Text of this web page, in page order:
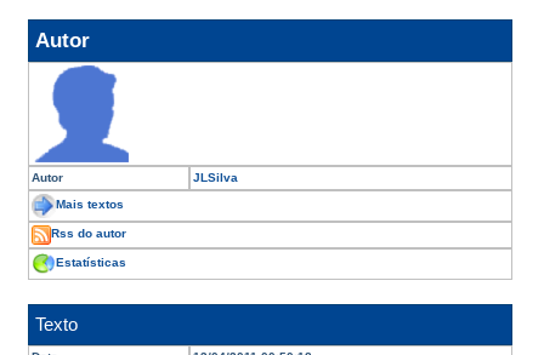
Autor
Autor JLSilva
Mais textos
Rss do autor
Estatísticas
Texto